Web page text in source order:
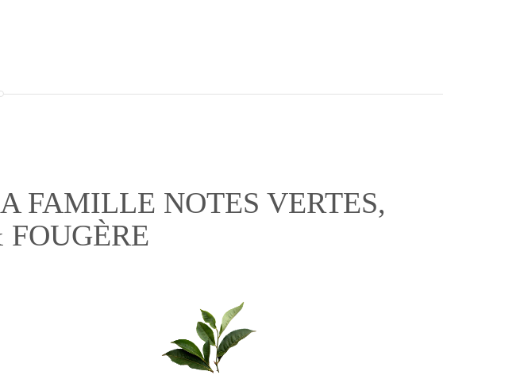
FAMILLE NOTES VERTES,